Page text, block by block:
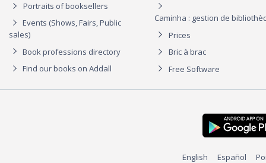
Portraits of booksellers
Events (Shows, Fairs, Public
sales)
Book professions directory
Find our books on Addall
Caminha : gestion de
Prices
Bric à brac
Free Software
English Español